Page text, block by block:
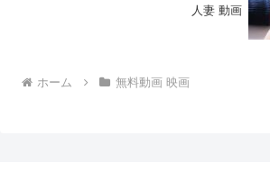
人妻 動画
ホーム 無料動画 映画